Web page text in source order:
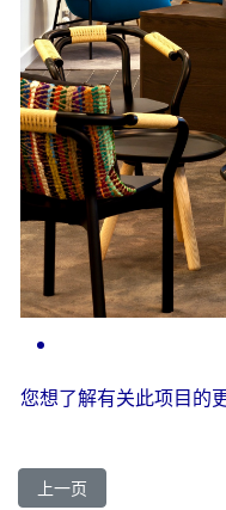
您想了解有关此项目的
上一篇文章: 慕尼黑巴伐
上一页